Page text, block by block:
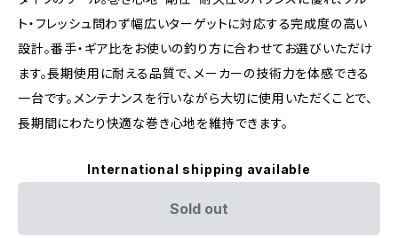
ト・フレッシュ問わず幅広いターゲットに対応する完成度の高い
設計。番手・ギア比をお使いの釣り方に合わせてお選びいただけ
ます。長期使用に耐える品質で、メーカーの技術力を体感できる
一台です。メンテナンスを行いながら大切に使用いただくことで、
長期間にわたり快適な巻き心地を維持できます。
International shipping available
Sold out